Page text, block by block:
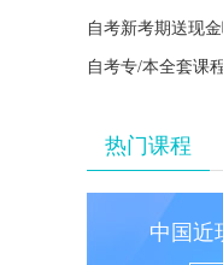
自考新考期送现
自考专/本全套课
热门课程
中国近